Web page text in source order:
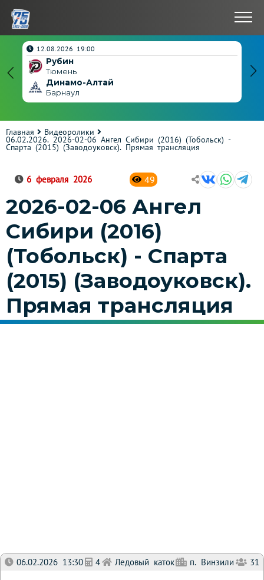
4
12.08.2026 19:00
Рубин
Тюмень
Динамо-Алтай
Барнаул
Главная
Видеоролики
06.02.2026. 2026-02-06 Ангел Сибири (2016) (Тобольск) -
Спарта (2015) (Заводоуковск). Прямая трансляция
6 февраля 2026 49
2026-02-06 Ангел
Сибири (2016)
(Тобольск) - Спарта
(2015) (Заводоуковск).
Прямая трансляция
06.02.2026 13:30 4 Ледовый каток п. Винзили 31